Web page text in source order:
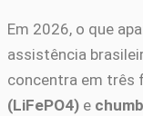
Em 2026, o que
assistência
concentra em três
(LiFePO4) e